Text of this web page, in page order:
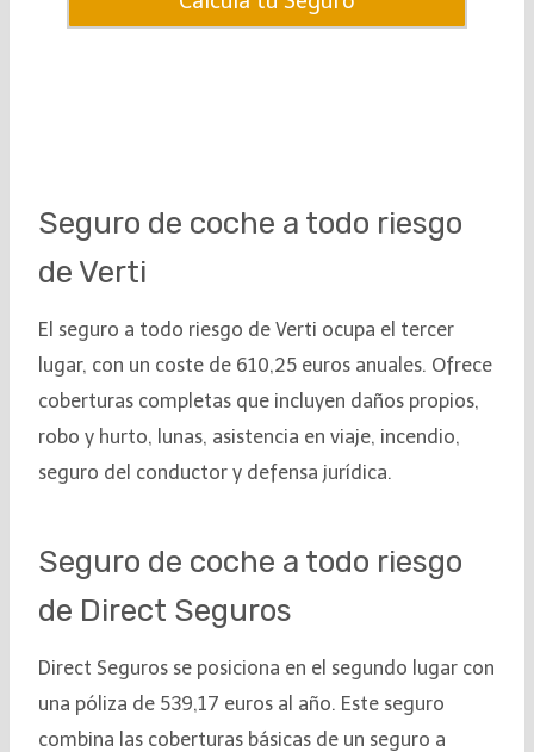
Seguro de coche a todo riesgo
de Verti
El seguro a todo riesgo de Verti ocupa el tercer
lugar, con un coste de 610,25 euros anuales. Ofrece
coberturas completas que incluyen daños propios,
robo y hurto, lunas, asistencia en viaje, incendio,
seguro del conductor y defensa jurídica.
Seguro de coche a todo riesgo
de Direct Seguros
Direct Seguros se posiciona en el segundo lugar con
una póliza de 539,17 euros al año. Este seguro
combina las coberturas básicas de un seguro a